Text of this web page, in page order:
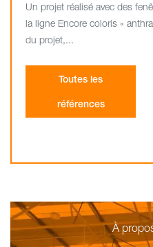
Un projet réalisé avec des
la ligne Encore coloris «
du projet,...
Toutes les
références
Dans le projet d’un
ligne Encore coloris «
Dans le projet résidentiel
300 fenêtres et portes de
coloris blanc ont été utilisées.
Toutes les
références
À